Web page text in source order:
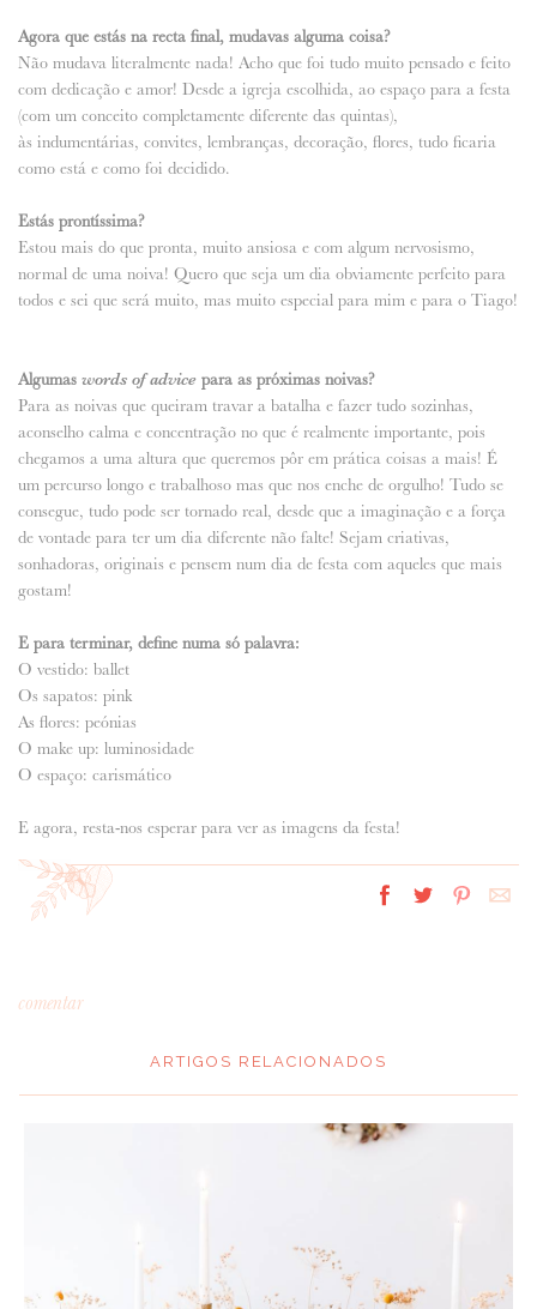
Agora que estás na recta final, mudavas alguma coisa?
Não mudava literalmente nada! Acho que foi tudo muito pensado e feito
com dedicação e amor! Desde a igreja escolhida, ao espaço para a festa
(com um conceito completamente diferente das quintas),
às indumentárias, convites, lembranças, decoração, flores, tudo ficaria
como está e como foi decidido.
Estás prontíssima?
Estou mais do que pronta, muito ansiosa e com algum nervosismo,
normal de uma noiva! Quero que seja um dia obviamente perfeito para
todos e sei que será muito, mas muito especial para mim e para o Tiago!
Algumas words of advice para as próximas noivas?
Para as noivas que queiram travar a batalha e fazer tudo sozinhas,
aconselho calma e concentração no que é realmente importante, pois
chegamos a uma altura que queremos pôr em prática coisas a mais! É
um percurso longo e trabalhoso mas que nos enche de orgulho! Tudo se
consegue, tudo pode ser tornado real, desde que a imaginação e a força
de vontade para ter um dia diferente não falte! Sejam criativas,
sonhadoras, originais e pensem num dia de festa com aqueles que mais
gostam!
E para terminar, define numa só palavra:
O vestido: ballet
Os sapatos: pink
As flores: peónias
O make up: luminosidade
O espaço: carismático
E agora, resta-nos esperar para ver as imagens da festa!
comentar
ARTIGOS RELACIONADOS